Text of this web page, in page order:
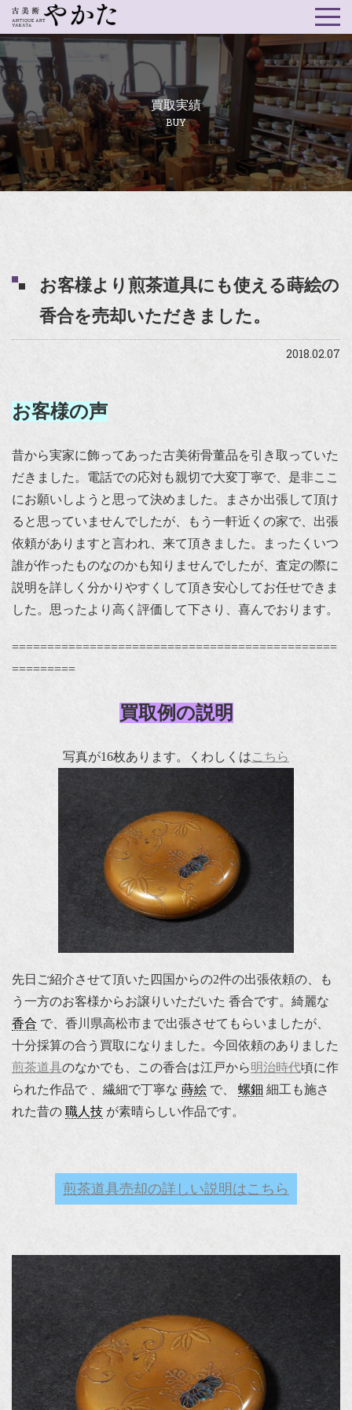
買取実績
BUY
お客様より煎茶道具にも使える蒔絵の
香合を売却いただきました。
2018.02.07
お客様の声
昔から実家に飾ってあった古美術骨董品を引き取っていた
だきました。電話での応対も親切で大変丁寧で、是非ここ
にお願いしようと思って決めました。まさか出張して頂け
ると思っていませんでしたが、もう一軒近くの家で、出張
依頼がありますと言われ、来て頂きました。まったくいつ
誰が作ったものなのかも知りませんでしたが、査定の際に
説明を詳しく分かりやすくして頂き安心してお任せできま
した。思ったより高く評価して下さり、喜んでおります。
==============================================
=========
買取例の説明
写真が16枚あります。くわしくはこち ら
先日ご紹介させて頂いた四国からの2件の出張依頼の、も
う一方のお客様からお譲りいただいた 香合です。綺麗な
香合 で、香川県高松市まで出張させてもらいましたが、
十分採算の合う買取になりました。今回依頼のありました
煎茶道具のなかでも、この香合は江戸から明治時代頃に作
られた作品で 、繊細で丁寧な 蒔絵 で、 螺鈿 細工も施さ
れた昔の 職人技 が素晴らしい作品です。
煎茶道具売却の詳しい説明はこちら